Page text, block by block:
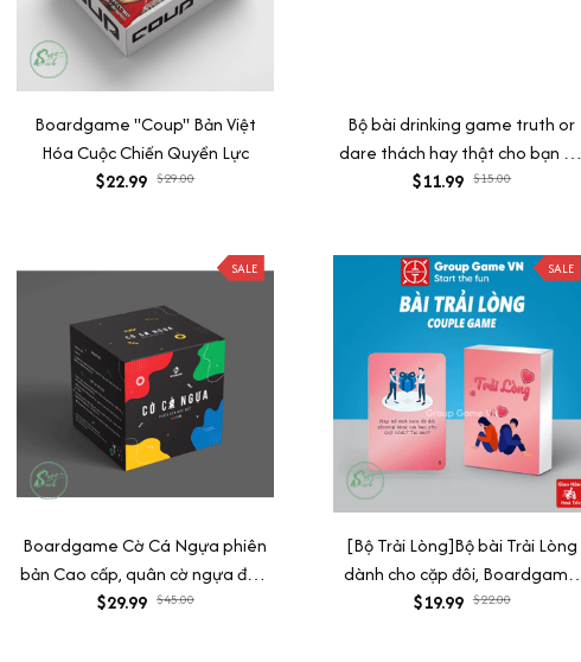
Boardgame "Coup" Bản Việt
Hóa Cuộc Chiến Quyền Lực
$22.99 $29.00
Bộ bài drinking game truth or
dare thách hay thật cho bạn bè
hottrend đi nhậu khuấy động bầu
$11.99 $15.00
SALE
Boardgame Cờ Cá Ngựa phiên
bản Cao cấp, quân cờ ngựa đẹp,
bàn chơi và hộp đựng dày và
$29.99 $45.00
SALE
[Bộ Trải Lòng]Bộ bài Trải Lòng
dành cho cặp đôi, Boardgame
dành cho cặp đôi đang yêu tâm
$19.99 $22.00